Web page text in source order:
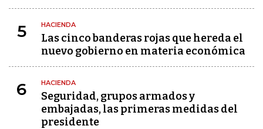
5 HACIENDA
Las cinco banderas rojas que hereda el
nuevo gobierno en materia económica
6 HACIENDA
Seguridad, grupos armados y
embajadas, las primeras medidas del
presidente